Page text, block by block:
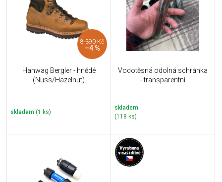
8 390 Kč
–4 %
Hanwag Bergler - hnědé
(Nuss/Hazelnut)
skladem (1 ks)
Vodotěsná odolná schránka
- transparentní
skladem
(118 ks)